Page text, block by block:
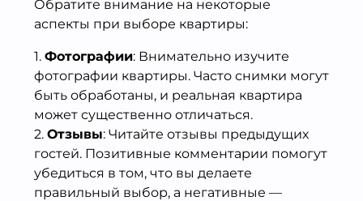
Обратите внимание на некоторые
аспекты при выборе квартиры:
1. Фотографии: Внимательно изучите
фотографии квартиры. Часто снимки могут
быть обработаны, и реальная квартира
может существенно отличаться.
2. Отзывы: Читайте отзывы предыдущих
гостей. Позитивные комментарии помогут
убедиться в том, что вы делаете
правильный выбор, а негативные —